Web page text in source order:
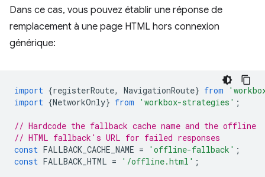
Dans ce cas, vous pouvez établir une réponse de
remplacement à une page HTML hors connexion
générique:
import {registerRoute, NavigationRoute} from
import {NetworkOnly} from 'workbox-strategies' ;
// Hardcode the fallback cache name and the offline
// HTML fallback's URL for failed responses
const FALLBACK_CACHE_NAME = 'offline-fallback' ;
const FALLBACK_HTML = '/offline.html' ;